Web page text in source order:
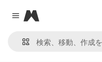
Close menu
Magnific